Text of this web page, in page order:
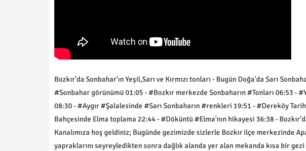
Bozkır'da Sonbahar'ın Yeşil,Sarı ve Kırmızı tonları - Bugün Doğa'da Sarı
#Sonbahar görünümü 01:05 - #Bozkır merkezde Sonbaharın #Tonları 06:53 -
08:30 - #Aygır #Şalalesinde #Sarı Sonbaharın #renkleri 19:51 - #Dereköy
Bahçesinde Elma toplama 22:44 - #Döküntü #Elma'nın hikayesi 36:38 -
Kanalımıza hoş geldiniz; Bugünde gezimizde sizlerle Bozkır ilçe merkezinde
yapraklarını seyreyledikten sonra dağlık alanda yer alan mekanda kısa bir gezi